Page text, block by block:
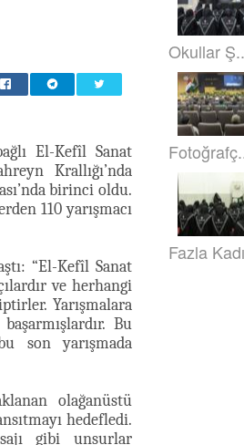
El-Kefîl Sanat
Krallığı’nda
birinci oldu.
110 yarışmacı
“El-Kefîl Sanat
ve herhangi
Yarışmalara
Bu
son yarışmada
olağanüstü
hedefledi.
gibi unsurlar
Okullar
Fazla